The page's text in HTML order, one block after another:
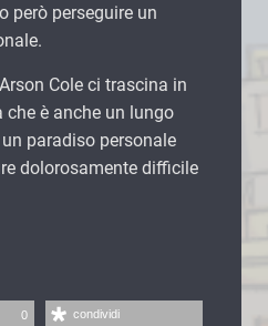
però perseguire un
Cole ci trascina in
è anche un lungo
paradiso personale
dolorosamente difficile
0 condividi